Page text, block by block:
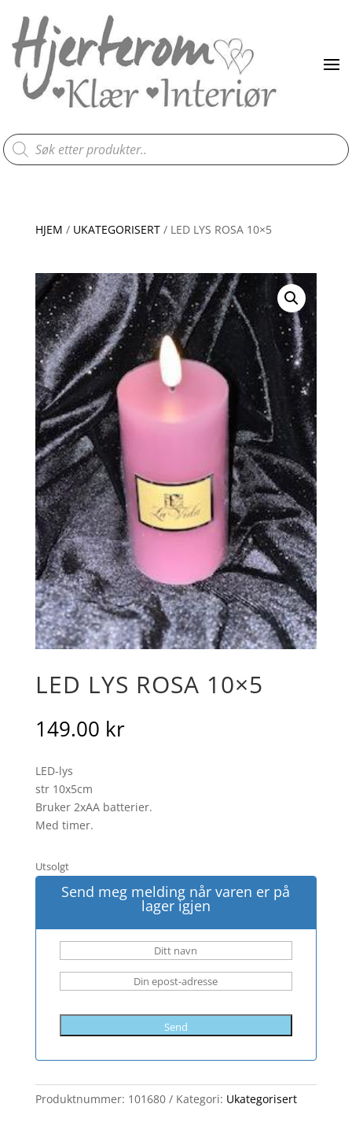
Products
search
HJEM / UKATEGORISERT/ LED LYS ROSA 10×5
LED LYS ROSA 10×5
149.00 kr
LED-lys
str 10x5cm
Bruker 2xAA batterier.
Med timer.
Utsolgt
Send meg melding når varen er på
lager igjen
Send
Produktnummer: 101680 Kategori: Ukategorisert